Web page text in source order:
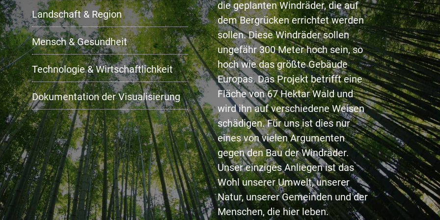
Landschaft & Region
Mensch & Gesundheit
Technologie & Wirtschaftlichkeit
Dokumentation der Visualisierung
die geplanten Windräder, die auf
dem Bergrücken errichtet werden
sollen. Diese Windräder sollen
ungefähr 300 Meter hoch sein, so
hoch wie das größte Gebäude
Europas. Das Projekt betrifft eine
Fläche von 67 Hektar Wald und
wird ihn auf verschiedene Weisen
schädigen. Für uns ist dies nur
eines von vielen Argumenten
gegen den Bau der Windräder.
Unser einziges Anliegen ist das
Wohl unserer Umwelt, unserer
Natur, unserer Gemeinden und der
Menschen, die hier leben.